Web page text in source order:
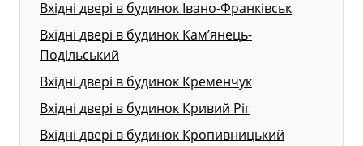
Вхідні двері в будинок Івано-Франківськ
Вхідні двері в будинок Кам’янець-
Подільський
Вхідні двері в будинок Кременчук
Вхідні двері в будинок Кривий Ріг
Вхідні двері в будинок Кропивницький